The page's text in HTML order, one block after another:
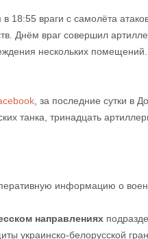
18:55 враги с самолёта
Днём враг совершил
нескольких
, за последние сутки в
танка, тринадцать
информацию о
направлениях
украинско-белорусской